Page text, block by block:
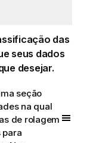
das
seus dados
desejar.
seção
na qual
de rolagem
para